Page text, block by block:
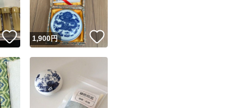
ユーザーの実績について
一定の基準を満たしたユーザーにバッジを付与しています
Yahoo!フリマの基準をクリアした安心・安全なユーザーです
この商品の情報をコピーします
いいね！
1,900円